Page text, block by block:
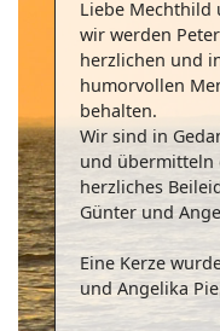
Liebe Mechthild
wir werden
herzlichen und
humorvollen
behalten.
Wir sind in
und übermitteln
herzliches
Günter und
Eine Kerze
und Angelika